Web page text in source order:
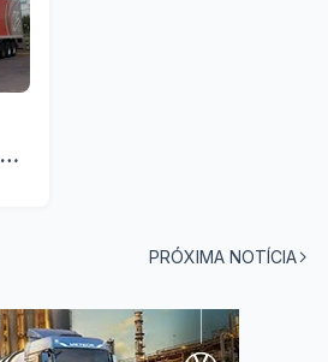
PRÓXIMA NOTÍCIA